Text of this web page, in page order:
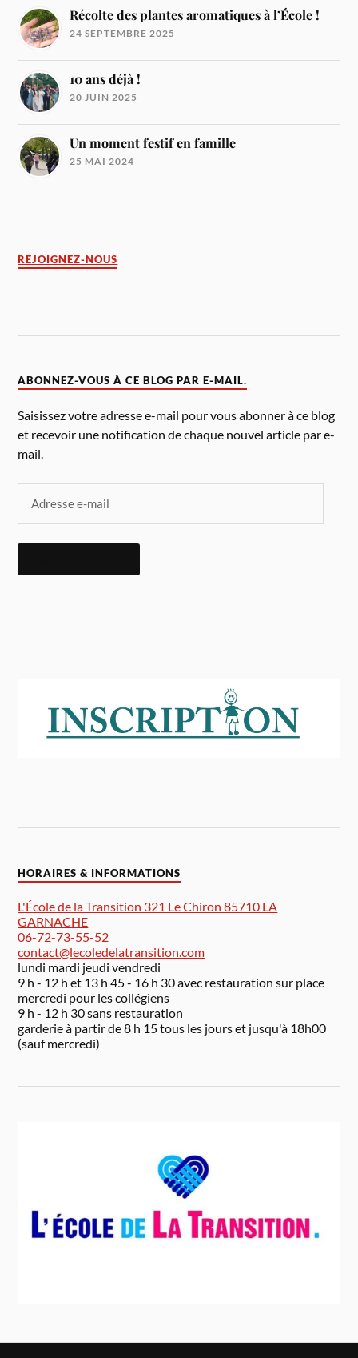
Récolte des plantes aromatiques à l’École !
24 SEPTEMBRE 2025
10 ans déjà !
20 JUIN 2025
Un moment festif en famille
25 MAI 2024
REJOIGNEZ-NOUS
ABONNEZ-VOUS À CE BLOG PAR E-MAIL.
Saisissez votre adresse e-mail pour vous abonner à ce blog
et recevoir une notification de chaque nouvel article par e-
mail.
HORAIRES & INFORMATIONS
L'École de la Transition 321 Le Chiron 85710 LA
GARNACHE
06-72-73-55-52
contact@lecoledelatransition.com
lundi mardi jeudi vendredi
9 h - 12 h et 13 h 45 - 16 h 30 avec restauration sur place
mercredi pour les collégiens
9 h - 12 h 30 sans restauration
garderie à partir de 8 h 15 tous les jours et jusqu'à 18h00
(sauf mercredi)